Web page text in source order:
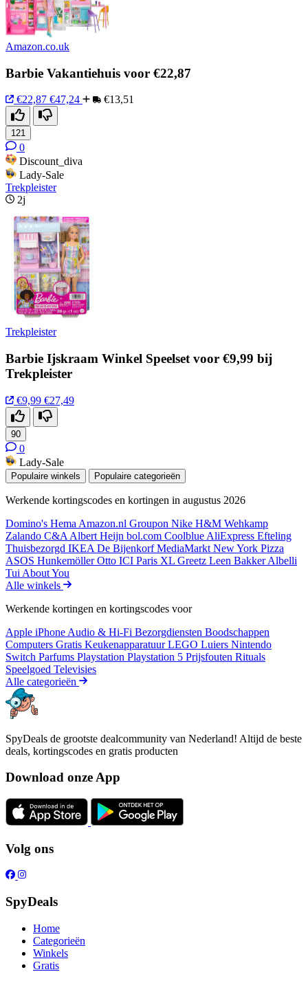
Amazon.co.uk
Barbie Vakantiehuis voor €22,87
€22,87 €47,24 €13,51
121
0
Discount_diva
Lady-Sale
Trekpleister
2j
Trekpleister
Barbie Ijskraam Winkel Speelset voor €9,99 bij
Trekpleister
€9,99 €27,49
90
0
Lady-Sale
Populaire winkels Populaire categorieën
Werkende kortingscodes en kortingen in augustus 2026
Domino's Hema Amazon.nl Groupon Nike H&M Wehkamp
Zalando C&A Albert Heijn bol.com Coolblue AliExpress Efteling
Thuisbezorgd IKEA De BijenkorfMediaMarkt New York Pizza
ASOS HunkemöllerOtto ICI Paris XL Greetz Leen BakkerAlbelli
Tui About You
Alle winkels
Werkende kortingen en kortingscodes voor
Apple iPhone Audio & Hi-Fi Bezorgdiensten Boodschappen
Computers Gratis KeukenapparatuurLEGO Luiers Nintendo
Switch Parfums Playstation Playstation 5 Prijsfouten Rituals
Speelgoed Televisies
Alle categorieën
SpyDeals de grootste dealcommunity van Nederland! Altijd de beste
deals, kortingscodes en gratis producten
Download onze App
Volg ons
SpyDeals
Home
Categorieën
Winkels
Gratis